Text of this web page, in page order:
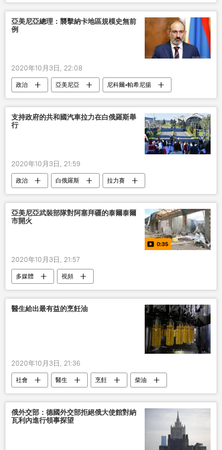
檢查
俄羅斯偵查委員會
亞美尼亞總理：襲擊納卡地區規模史無前
例
2020年10月3日, 22:08
政治 亞美尼亞
尼科爾•帕希尼揚
納卡局勢
襲擊 亞阿衝突升級
支持政府的共和國汽車拉力在白俄羅斯舉
行
2020年10月3日, 21:59
政治 白俄羅斯 拉力賽
亞美尼亞武裝部隊對阿塞拜疆的泰爾泰爾
市開火
0:35
2020年10月3日, 21:57
多媒體 視頻
醫生給出最有益的烹飪油
2020年10月3日, 21:36
社會 醫生 烹飪
柴油
俄羅斯
俄外交部：德國外交部拒絕俄大使館對納
瓦利內進行領事探望